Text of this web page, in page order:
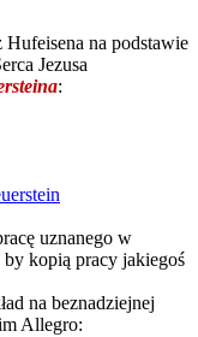
na podstawie
Jezusa
:
uznanego w
by kopią pracy jakiegoś
na beznadziejnej
Allegro: